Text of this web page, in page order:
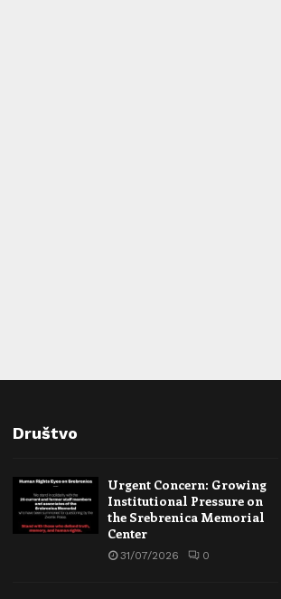
Društvo
Urgent Concern: Growing
Institutional Pressure on
the Srebrenica Memorial
Center
31/07/2026 0